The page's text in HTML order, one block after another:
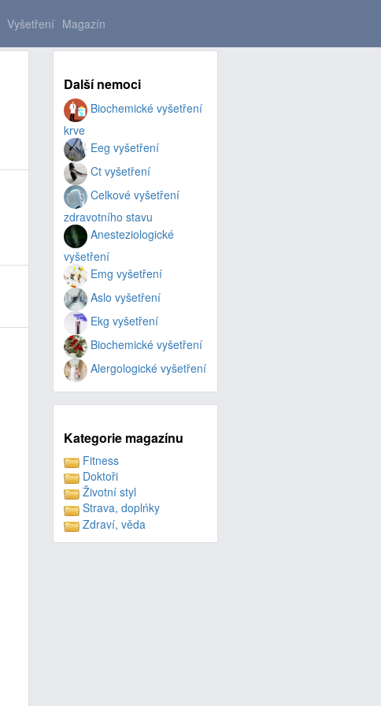
Vyšetření Magazín
Další nemoci
Biochemické vyšetření
krve
Eeg vyšetření
Ct vyšetření
Celkové vyšetření
zdravotního stavu
Anesteziologické
vyšetření
Emg vyšetření
Aslo vyšetření
Ekg vyšetření
Biochemické vyšetření
Alergologické vyšetření
Kategorie magazínu
Fitness
Doktoři
Životní styl
Strava, doplńky
Zdraví, věda